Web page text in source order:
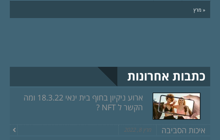
« מרץ
כתבות אחרונות
ארוע ניקיון בחוף בית ינאי 18.3.22 ומה
הקשר ל NFT ?
איכות הסביבה מרץ 8, 2022